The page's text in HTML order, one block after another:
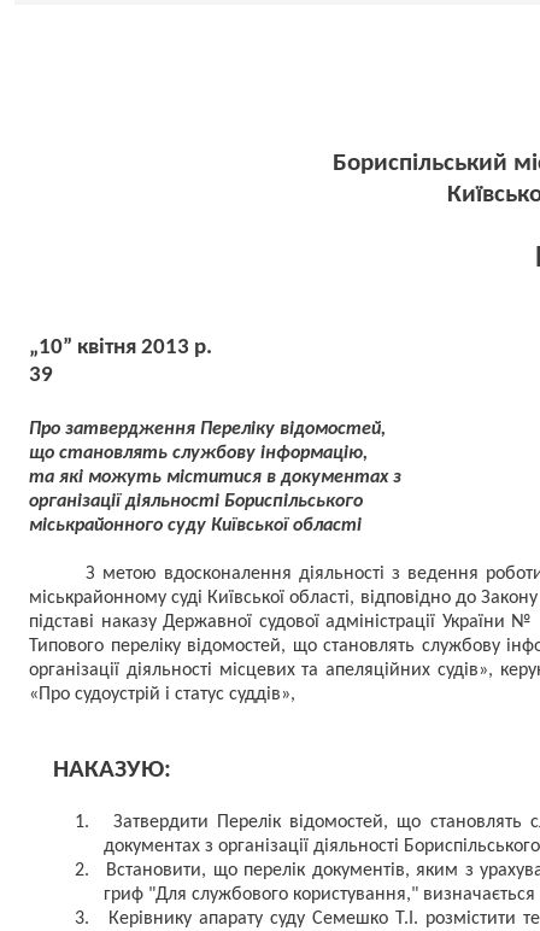
Бориспільський
Київської
„10” квітня 2013 р.
39
Про затвердження Переліку відомостей,
що становлять службову інформацію,
та які можуть міститися в документах з
організації діяльності Бориспільського
міськрайонного суду Київської області
З метою вдосконалення діяльності з ведення
міськрайонному суді Київської області, відповідно до
підставі наказу Державної судової адміністрації
Типового переліку відомостей, що становлять службову
організації діяльності місцевих та апеляційних судів»,
«Про судоустрій і статус суддів»,
НАКАЗУЮ:
1.
Затвердити Перелік відомостей, що становлять
документах з організації діяльності
2.
Встановити, що перелік документів, яким з
гриф "Для службового користування,"
3.
Керівнику апарату суду Семешко Т.І. розмістити